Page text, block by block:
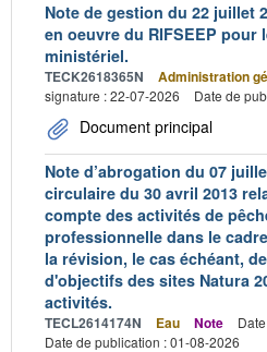
Note de gestion du 22 juillet
en oeuvre du RIFSEEP pour
ministériel.
TECK2618365N Administration
signature : 22-07-2026
Date de
Document principal
Note d’abrogation du 07
circulaire du 30 avril 2013
compte des activités de
professionnelle dans le
la révision, le cas échéant,
d'objectifs des sites Natura
activités.
TECL2614174N Eau Note
Date de publication : 01-08-2026